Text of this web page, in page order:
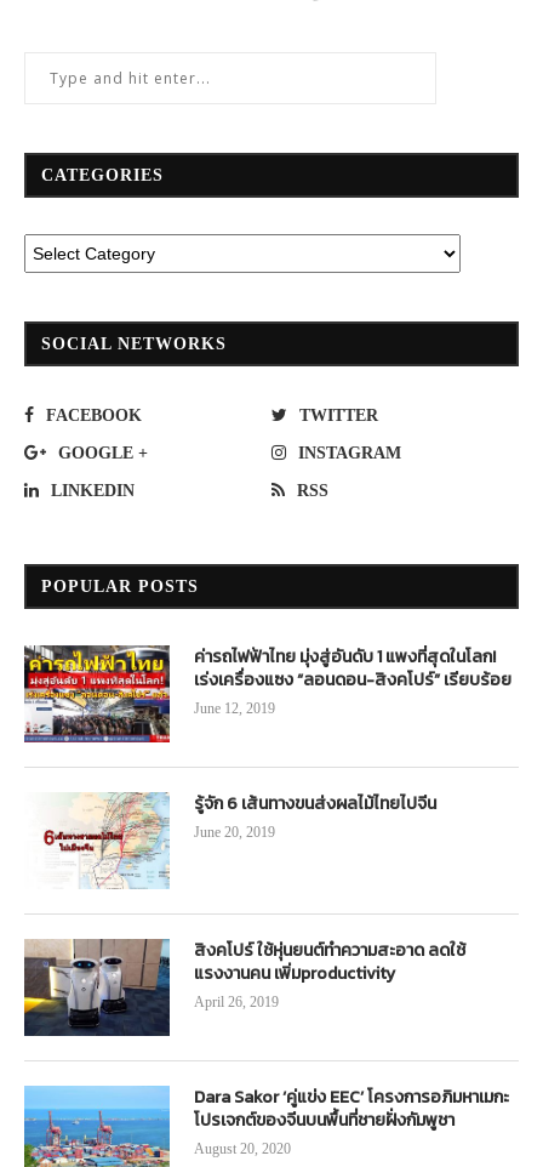
CATEGORIES
SOCIAL NETWORKS
FACEBOOK TWITTER
GOOGLE + INSTAGRAM
LINKEDIN RSS
POPULAR POSTS
ค่ารถไฟฟ้าไทย มุ่งสู่อันดับ 1 แพงที่สุดในโลก!
เร่งเครื่องแซง “ลอนดอน-สิงคโปร์” เรียบร้อย
June 12, 2019
รู้จัก 6 เส้นทางขนส่งผลไม้ไทยไปจีน
June 20, 2019
สิงคโปร์ ใช้หุ่นยนต์ทำความสะอาด ลดใช้
แรงงานคน เพิ่มproductivity
April 26, 2019
Dara Sakor ‘คู่แข่ง EEC’ โครงการอภิมหาเมกะ
โปรเจกต์ของจีนบนพื้นที่ชายฝั่งกัมพูชา
August 20, 2020